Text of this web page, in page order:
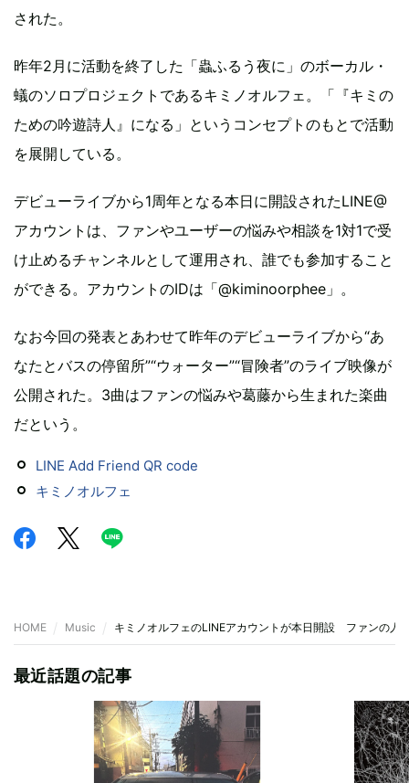
された。
昨年2月に活動を終了した「蟲ふるう夜に」のボーカル・
蟻のソロプロジェクトであるキミノオルフェ。「『キミの
ための吟遊詩人』になる」というコンセプトのもとで活動
を展開している。
デビューライブから1周年となる本日に開設されたLINE@
アカウントは、ファンやユーザーの悩みや相談を1対1で受
け止めるチャンネルとして運用され、誰でも参加すること
ができる。アカウントのIDは「@kiminoorphee」。
なお今回の発表とあわせて昨年のデビューライブから“あ
なたとバスの停留所”“ウォーター”“冒険者”のライブ映像が
公開された。3曲はファンの悩みや葛藤から生まれた楽曲
だという。
LINE Add Friend QR code
キミノオルフェ
HOME Music キミノオルフェのLINEアカウントが本日開設 ファンの人
最近話題の記事